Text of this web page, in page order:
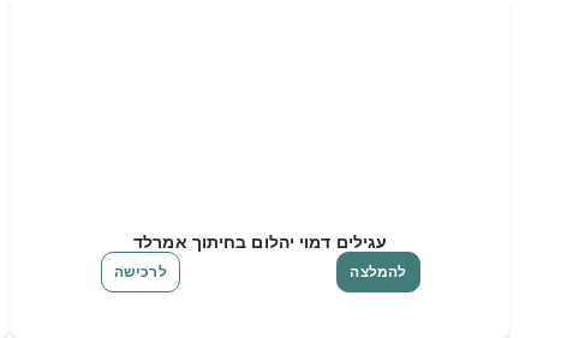
עגילים דמוי יהלום בחיתוך אמרלד
להמלצה לרכישה